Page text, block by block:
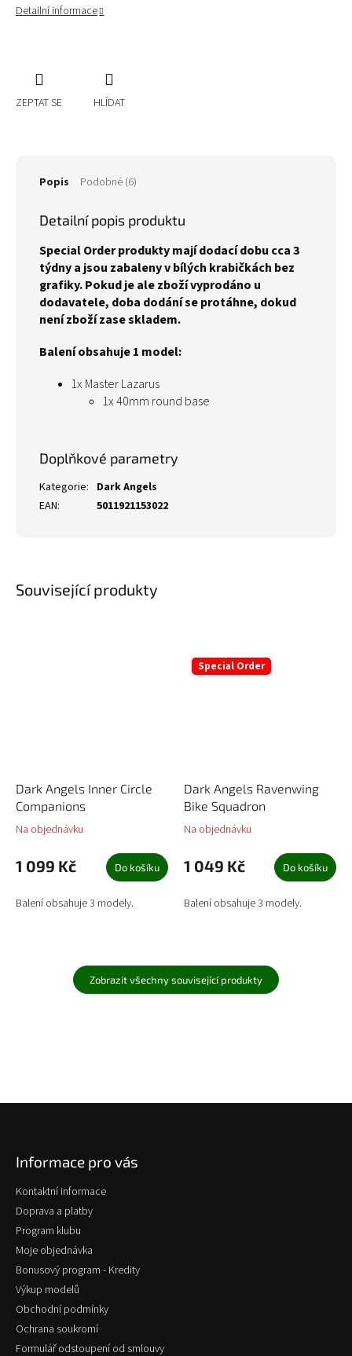
Detailní informace
ZEPTAT SE HLÍDAT
Související produkty
Dark Angels Inner Circle
Companions
Na objednávku
1 099 Kč Do košíku
Balení obsahuje 3 modely.
Special Order
Dark Angels Ravenwing
Bike Squadron
Na objednávku
1 049 Kč Do košíku
Balení obsahuje 3 modely.
Zobrazit všechny související produkty
Popis Podobné (6)
Detailní popis produktu
Special Order produkty mají dodací dobu cca 3
týdny a jsou zabaleny v bílých krabičkách bez
grafiky. Pokud je ale zboží vyprodáno u
dodavatele, doba dodání se protáhne, dokud
není zboží zase skladem.
Balení obsahuje 1 model:
1x Master Lazarus
1x 40mm round base
Doplňkové parametry
Kategorie: Dark Angels
EAN: 5011921153022
Informace pro vás
Kontaktní informace
Doprava a platby
Program klubu
Moje objednávka
Bonusový program - Kredity
Výkup modelů
Obchodní podmínky
Ochrana soukromí
Formulář odstoupení od smlouvy